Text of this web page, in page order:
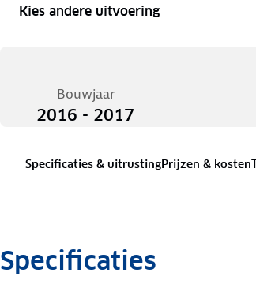
Kies andere uitvoering
Bouwjaar
2016 - 2017
Specificaties & uitrustingPrijzen & kosten
Specificaties